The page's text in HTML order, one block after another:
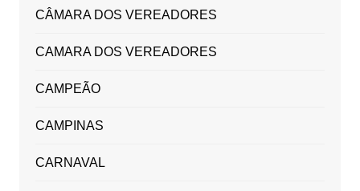
CÂMARA DOS VEREADORES
CAMARA DOS VEREADORES
CAMPEÃO
CAMPINAS
CARNAVAL